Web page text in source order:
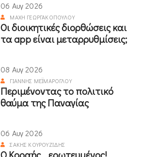
06 Αυγ 2026
ΜΆΧΗ ΓΕΩΡΓΑΚΟΠΟΎΛΟΥ
Οι διοικητικές διορθώσεις και
τα app είναι μεταρρυθμίσεις;
08 Αυγ 2026
ΓΙΆΝΝΗΣ ΜΕΪΜΆΡΟΓΛΟΥ
Περιμένοντας το πολιτικό
θαύμα της Παναγίας
06 Αυγ 2026
ΣΆΚΗΣ ΚΟΥΡΟΥΖΊΔΗΣ